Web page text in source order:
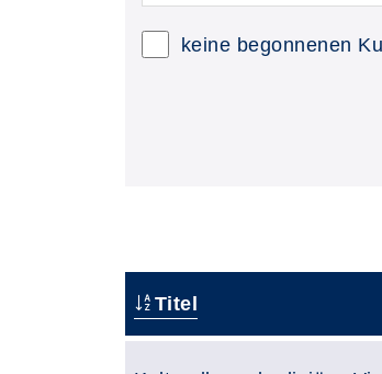
keine begonnenen
Titel